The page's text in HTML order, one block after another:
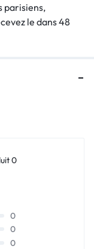
parisiens,
le dans 48
0
0
0
0